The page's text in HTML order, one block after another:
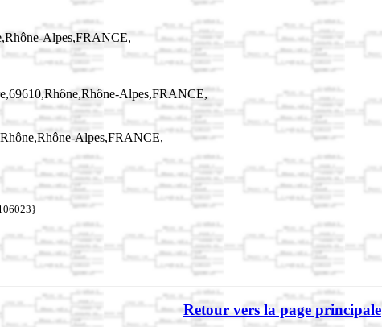
Alpes,FRANCE,
Alpes,FRANCE,
Alpes,FRANCE,
Retour vers la page principale